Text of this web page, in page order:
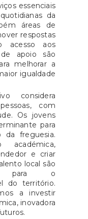
essenciais
da
áreas de
respostas
acesso aos
apoio são
melhorar a
igualdade
considera
com
Os jovens
para
freguesia.
académica,
e criar
local são
para o
do território.
a investir
inovadora